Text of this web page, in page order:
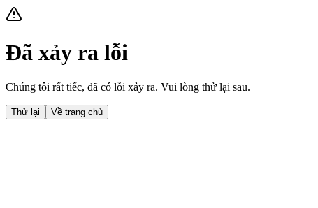
Đã xảy ra lỗi
Chúng tôi rất tiếc, đã có lỗi xảy ra. Vui lòng thử lại sau.
Thử lại Về trang chủ